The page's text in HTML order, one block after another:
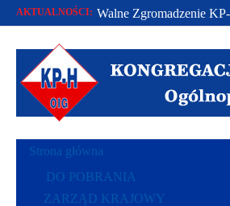
AKTUALNOŚCI: Walne Zgromadzenie
Od 2002 r. bronimy
Strona główna
DO POBRANIA
ZARZĄD KRAJOWY